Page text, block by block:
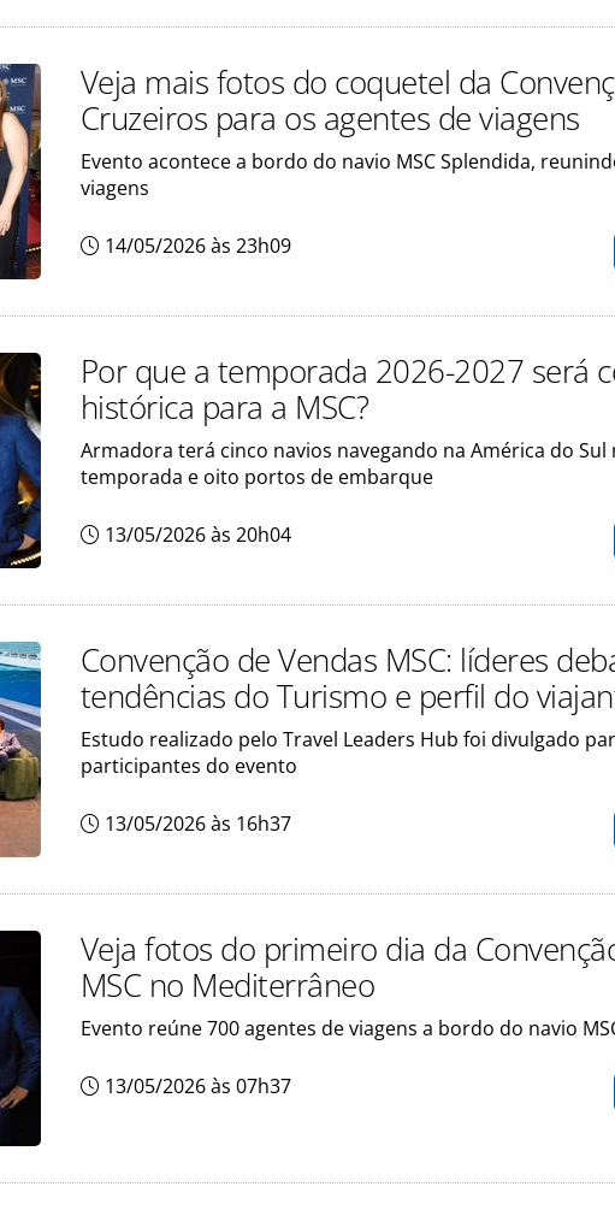
Veja mais fotos do coquetel da
Cruzeiros para os agentes de viagens
Evento acontece a bordo do navio MSC Splendida,
viagens
14/05/2026 às 23h09
Por que a temporada 2026-2027 será
histórica para a MSC?
Armadora terá cinco navios navegando na América do Sul
temporada e oito portos de embarque
13/05/2026 às 20h04
Convenção de Vendas MSC: líderes
tendências do Turismo e perfil do
Estudo realizado pelo Travel Leaders Hub foi divulgado
participantes do evento
13/05/2026 às 16h37
Veja fotos do primeiro dia da
MSC no Mediterrâneo
Evento reúne 700 agentes de viagens a bordo do navio
13/05/2026 às 07h37